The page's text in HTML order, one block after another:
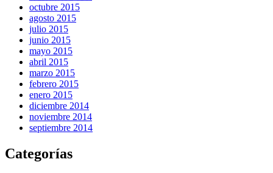
octubre 2015
agosto 2015
julio 2015
junio 2015
mayo 2015
abril 2015
marzo 2015
febrero 2015
enero 2015
diciembre 2014
noviembre 2014
septiembre 2014
Categorías